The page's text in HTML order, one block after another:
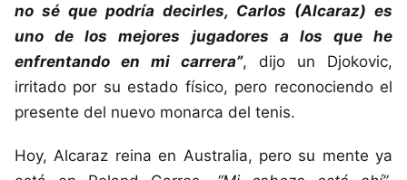
no sé que podría decirles, Carlos (Alcaraz) es
uno de los mejores jugadores a los que he
enfrentando en mi carrera”, dijo un Djokovic,
irritado por su estado físico, pero reconociendo el
presente del nuevo monarca del tenis.
Hoy, Alcaraz reina en Australia, pero su mente ya